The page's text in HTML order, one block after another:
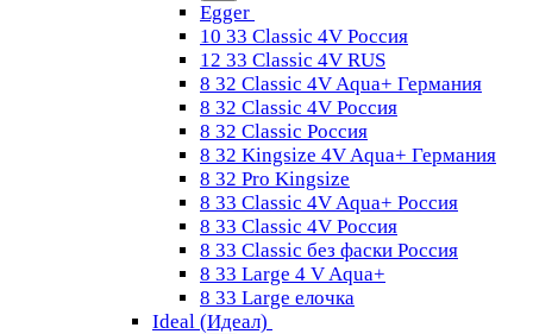
Egger
10 33 Classic 4V Россия
12 33 Classic 4V RUS
8 32 Classic 4V Aqua+ Германия
8 32 Classic 4V Россия
8 32 Classic Россия
8 32 Kingsize 4V Aqua+ Германия
8 32 Pro Kingsize
8 33 Classic 4V Aqua+ Россия
8 33 Classic 4V Россия
8 33 Classic без фаски Россия
8 33 Large 4 V Aqua+
8 33 Large елочка
Ideal (Идеал)